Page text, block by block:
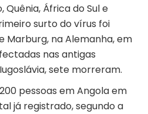
África do Sul e
surto do vírus foi
Marburg, na Alemanha, em
nas antigas
sete morreram.
pessoas em Angola em
já registrado, segundo a